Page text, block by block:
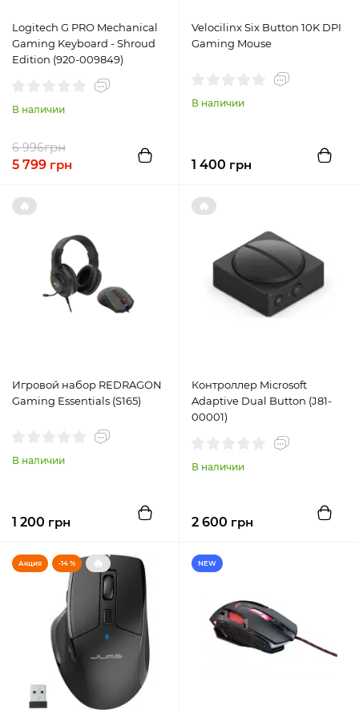
Logitech G PRO Mechanical
Gaming Keyboard - Shroud
Edition (920-009849)
В наличии
6 996грн
5 799 грн
Velocilinx Six Button 10K DPI
Gaming Mouse
В наличии
1 400 грн
🔥
Игровой набор REDRAGON
Gaming Essentials (S165)
В наличии
1 200 грн
🔥
Контроллер Microsoft
Adaptive Dual Button (J81-
00001)
В наличии
2 600 грн
Акция -14 % 🔥 NEW